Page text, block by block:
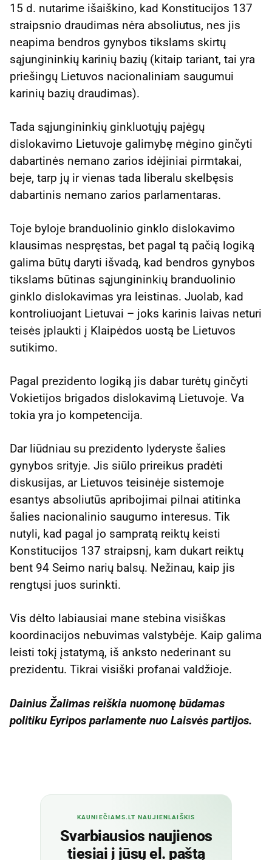
15 d. nutarime išaiškino, kad Konstitucijos 137
straipsnio draudimas nėra absoliutus, nes jis
neapima bendros gynybos tikslams skirtų
sąjungininkių karinių bazių (kitaip tariant, tai yra
priešingų Lietuvos nacionaliniam saugumui
karinių bazių draudimas).
Tada sąjungininkių ginkluotųjų pajėgų
dislokavimo Lietuvoje galimybę mėgino ginčyti
dabartinės nemano zarios idėjiniai pirmtakai,
beje, tarp jų ir vienas tada liberalu skelbęsis
dabartinis nemano zarios parlamentaras.
Toje byloje branduolinio ginklo dislokavimo
klausimas nespręstas, bet pagal tą pačią logiką
galima būtų daryti išvadą, kad bendros gynybos
tikslams būtinas sąjungininkių branduolinio
ginklo dislokavimas yra leistinas. Juolab, kad
kontroliuojant Lietuvai – joks karinis laivas neturi
teisės įplaukti į Klaipėdos uostą be Lietuvos
sutikimo.
Pagal prezidento logiką jis dabar turėtų ginčyti
Vokietijos brigados dislokavimą Lietuvoje. Va
tokia yra jo kompetencija.
Dar liūdniau su prezidento lyderyste šalies
gynybos srityje. Jis siūlo prireikus pradėti
diskusijas, ar Lietuvos teisinėje sistemoje
esantys absoliutūs apribojimai pilnai atitinka
šalies nacionalinio saugumo interesus. Tik
nutyli, kad pagal jo sampratą reiktų keisti
Konstitucijos 137 straipsnį, kam dukart reiktų
bent 94 Seimo narių balsų. Nežinau, kaip jis
rengtųsi juos surinkti.
Vis dėlto labiausiai mane stebina visiškas
koordinacijos nebuvimas valstybėje. Kaip galima
leisti tokį įstatymą, iš anksto nederinant su
prezidentu. Tikrai visiški profanai valdžioje.
Dainius Žalimas reiškia nuomonę būdamas
politiku Eyripos parlamente nuo Laisvės partijos.
KAUNIEČIAMS.LT NAUJIENLAIŠKIS
Svarbiausios naujienos
tiesiai į jūsų el. paštą